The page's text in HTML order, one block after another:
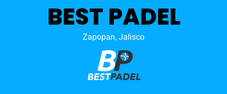
BEST PADEL
Zapopan, Jalisco